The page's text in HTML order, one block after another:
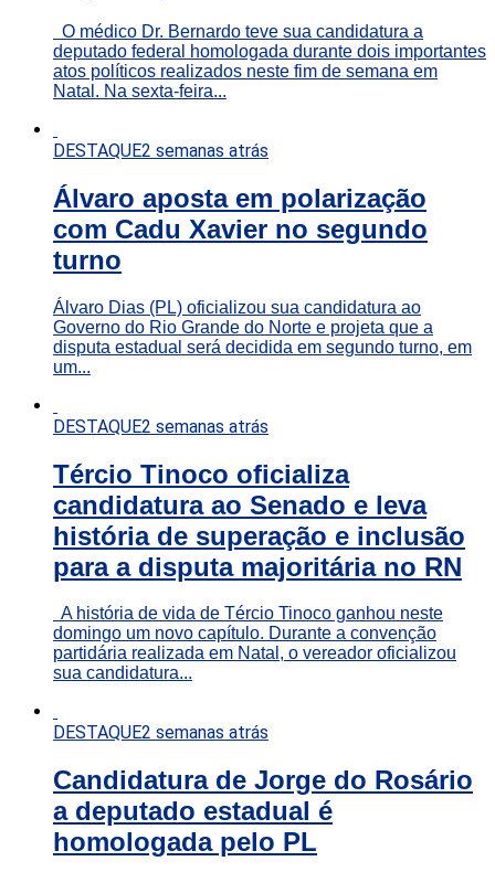
O médico Dr. Bernardo teve sua candidatura a
deputado federal homologada durante dois importantes
atos políticos realizados neste fim de semana em
Natal. Na sexta-feira...
DESTAQUE2 semanas atrás
Álvaro aposta em polarização
com Cadu Xavier no segundo
turno
Álvaro Dias (PL) oficializou sua candidatura ao
Governo do Rio Grande do Norte e projeta que a
disputa estadual será decidida em segundo turno, em
um...
DESTAQUE2 semanas atrás
Tércio Tinoco oficializa
candidatura ao Senado e leva
história de superação e inclusão
para a disputa majoritária no RN
A história de vida de Tércio Tinoco ganhou neste
domingo um novo capítulo. Durante a convenção
partidária realizada em Natal, o vereador oficializou
sua candidatura...
DESTAQUE2 semanas atrás
Candidatura de Jorge do Rosário
a deputado estadual é
homologada pelo PL